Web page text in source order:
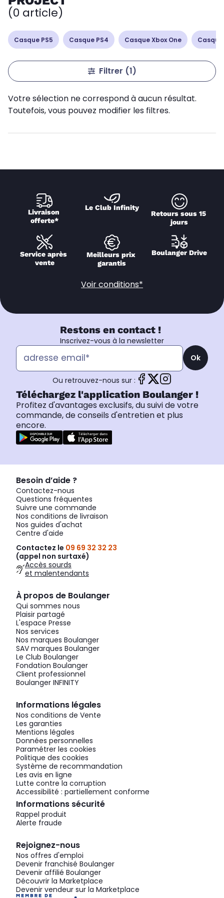
(0 article)
Casque PS5 Casque PS4 Casque Xbox One Casque
Filtrer (1)
Votre sélection ne correspond à aucun résultat.
Toutefois, vous pouvez modifier les filtres.
Livraison
offerte*
Le Club Infinity
Retours sous 15
jours
Service après
vente
Meilleurs prix
garantis
Boulanger Drive
Voir conditions*
Restons en contact !
Inscrivez-vous à la newsletter
Ok
Ou retrouvez-nous sur :
Téléchargez l'application Boulanger !
Profitez d'avantages exclusifs, du suivi de votre
commande, de conseils d'entretien et plus
encore.
Besoin d’aide ?
Contactez-nous
Questions fréquentes
Suivre une commande
Nos conditions de livraison
Nos guides d'achat
Centre d'aide
Contactez le 09 69 32 32 23
(appel non surtaxé)
Accès sourds
et malentendants
À propos de Boulanger
Qui sommes nous
Plaisir partagé
L'espace Presse
Nos services
Nos marques Boulanger
SAV marques Boulanger
Le Club Boulanger
Fondation Boulanger
Client professionnel
Boulanger INFINITY
Informations légales
Nos conditions de Vente
Les garanties
Mentions légales
Données personnelles
Paramétrer les cookies
Politique des cookies
Système de recommandation
Les avis en ligne
Lutte contre la corruption
Accessibilité : partiellement conforme
Informations sécurité
Rappel produit
Alerte fraude
Rejoignez-nous
Nos offres d'emploi
Devenir franchisé Boulanger
Devenir affilié Boulanger
Découvrir la Marketplace
Devenir vendeur sur la Marketplace